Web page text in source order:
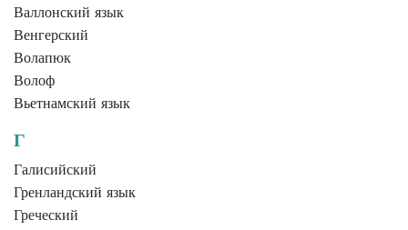
Валлонский язык
Венгерский
Волапюк
Волоф
Вьетнамский язык
Г
Галисийский
Гренландский язык
Греческий